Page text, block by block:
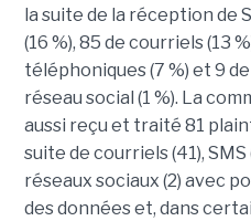
la suite de la réception de
(16 %), 85 de courriels (13
téléphoniques (7 %) et 9
réseau social (1 %). La
aussi reçu et traité 81
suite de courriels (41),
réseaux sociaux (2) avec
des données et, dans